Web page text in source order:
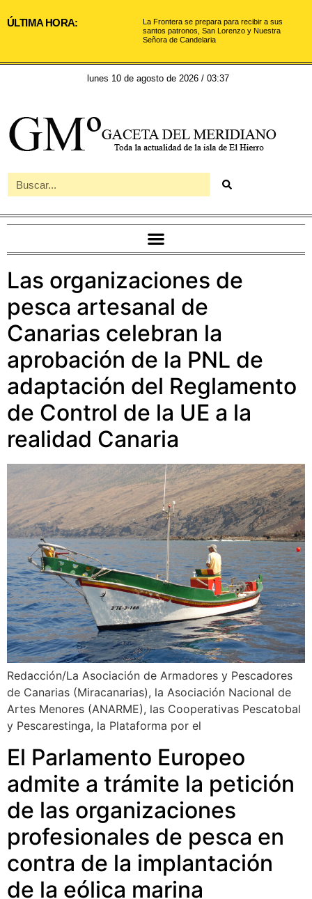
ÚLTIMA HORA:
La Frontera se prepara para recibir a sus
santos patronos, San Lorenzo y Nuestra
Señora de Candelaria
lunes 10 de agosto de 2026 / 03:37
Las organizaciones de
pesca artesanal de
Canarias celebran la
aprobación de la PNL de
adaptación del Reglamento
de Control de la UE a la
realidad Canaria
Redacción/La Asociación de Armadores y Pescadores
de Canarias (Miracanarias), la Asociación Nacional de
Artes Menores (ANARME), las Cooperativas Pescatobal
y Pescarestinga, la Plataforma por el
El Parlamento Europeo
admite a trámite la petición
de las organizaciones
profesionales de pesca en
contra de la implantación
de la eólica marina